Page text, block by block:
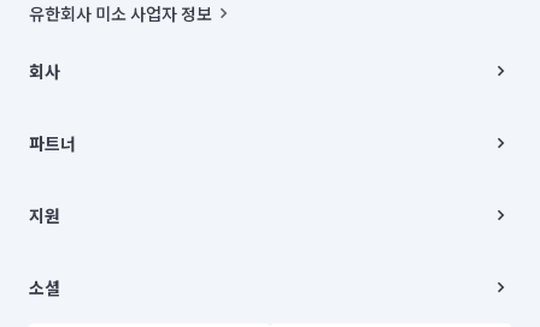
유한회사 미소 사업자 정보
00019 |
주소 | 본사: 서울특별시 종로구 율곡로 6(중학동, 트윈트리빌딩) B동 5층
컨택센터 : 서울특별시 종로구 수송동 율곡로 24, 7층, 8층 미소
상품, 상품정보, 거래에 관한 의무와 책임은 거래당사자에게 있습니다.
언론 보도 관련 문의:
© 유한회사 미소. Miso, Inc. All Rights Reserved.
회사
채용
파트너
이사
지원
이용약관
소셜